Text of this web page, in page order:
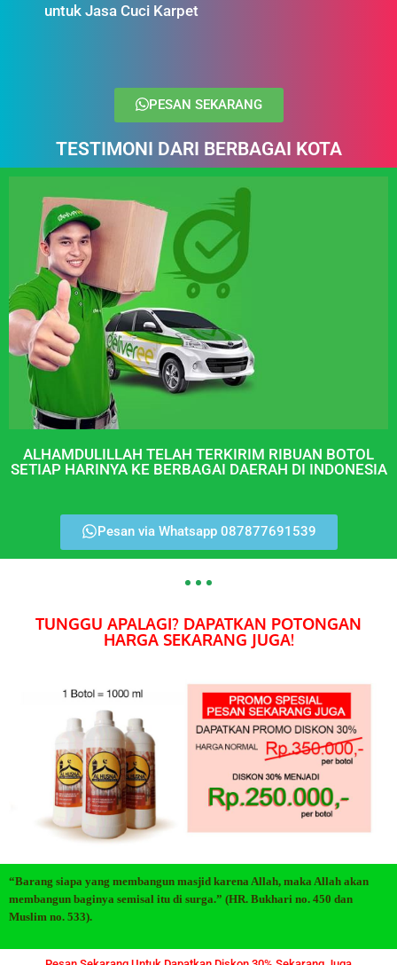
untuk Jasa Cuci Karpet
PESAN SEKARANG
TESTIMONI DARI BERBAGAI KOTA
ALHAMDULILLAH TELAH TERKIRIM RIBUAN BOTOL
SETIAP HARINYA KE BERBAGAI DAERAH DI INDONESIA
Pesan via Whatsapp 087877691539
TUNGGU APALAGI? DAPATKAN POTONGAN
HARGA SEKARANG JUGA!
“Barang siapa yang membangun masjid karena Allah, maka Allah akan
membangun baginya semisal itu di surga.” (HR. Bukhari no. 450 dan
Muslim no. 533).